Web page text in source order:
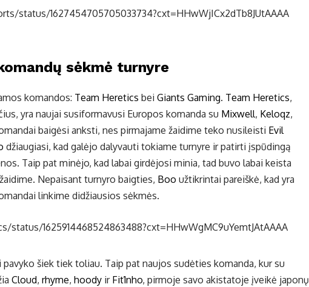
status/1627454705705033734?cxt=HHwWjICx2dTb8JUtAAAA
sėkmė turnyre
komandos: Team Heretics bei Giants Gaming. Team Heretics,
yra naujai susiformavusi Europos komanda su Mixwell, Keloqz,
baigėsi anksti, nes pirmajame žaidime teko nusileisti Evil
džiaugiasi, kad galėjo dalyvauti tokiame turnyre ir patirti įspūdingą
Taip pat minėjo, kad labai girdėjosi minia, tad buvo labai keista
Nepaisant turnyro baigties, Boo užtikrintai pareiškė, kad yra
linkime didžiausios sėkmės.
1625914468524863488?cxt=HHwWgMC9uYemtJAtAAAA
šiek tiek toliau. Taip pat naujos sudėties komanda, kur su
Cloud, rhyme, hoody ir Fit1nho, pirmoje savo akistatoje įveikė japonų